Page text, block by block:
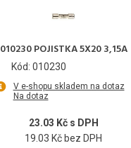
010230 POJISTKA 5X20 3,15A
Kód: 010230
V e-shopu skladem na dotaz
Na dotaz
23.03 Kč s DPH
19.03 Kč bez DPH